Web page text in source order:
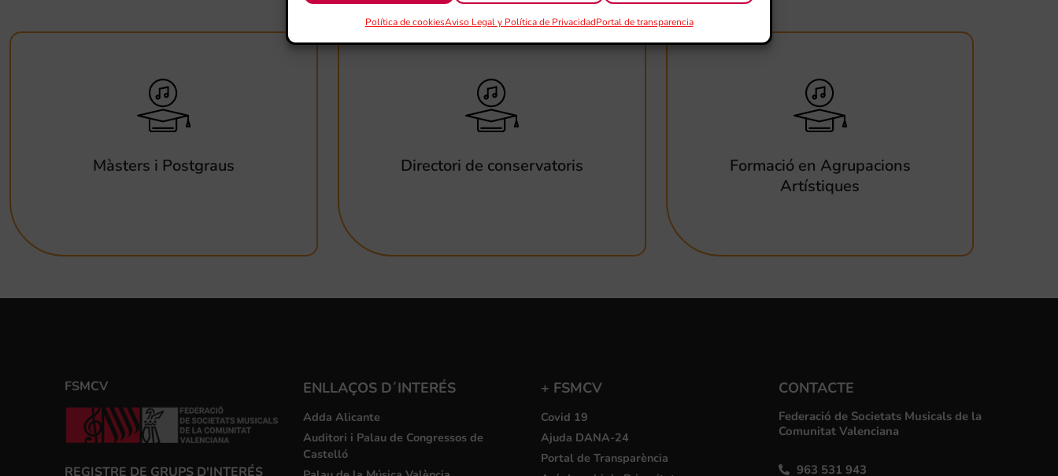
Política de cookiesAviso Legal y Política de PrivacidadPortal de transparencia
Màsters i Postgraus Directori de conservatoris
Formació en Agrupacions
Artístiques
FSMCV
REGISTRE DE GRUPS D'INTERÉS
ENLLAÇOS D´INTERÉS
Adda Alicante
Auditori i Palau de Congressos de
Castelló
+ FSMCV
Covid 19
Ajuda DANA-24
Portal de Transparència
CONTACTE
Federació de Societats Musicals de la
Comunitat Valenciana
963 531 943